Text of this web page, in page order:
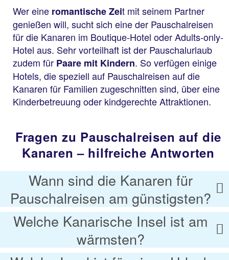
Wer eine romantische Zeit mit seinem Partner
genießen will, sucht sich eine der Pauschalreisen
für die Kanaren im Boutique-Hotel oder Adults-only-
Hotel aus. Sehr vorteilhaft ist der Pauschalurlaub
zudem für Paare mit Kindern. So verfügen einige
Hotels, die speziell auf Pauschalreisen auf die
Kanaren für Familien zugeschnitten sind, über eine
Kinderbetreuung oder kindgerechte Attraktionen.
Fragen zu Pauschalreisen auf die
Kanaren – hilfreiche Antworten
Wann sind die Kanaren für
Pauschalreisen am günstigsten?
Welche Kanarische Insel ist am
wärmsten?